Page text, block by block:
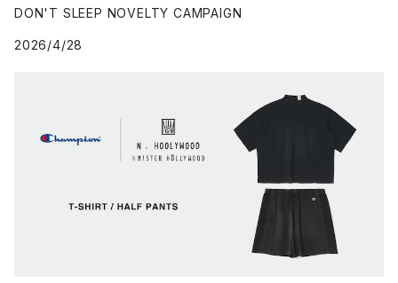
DON'T SLEEP NOVELTY CAMPAIGN
2026/4/28